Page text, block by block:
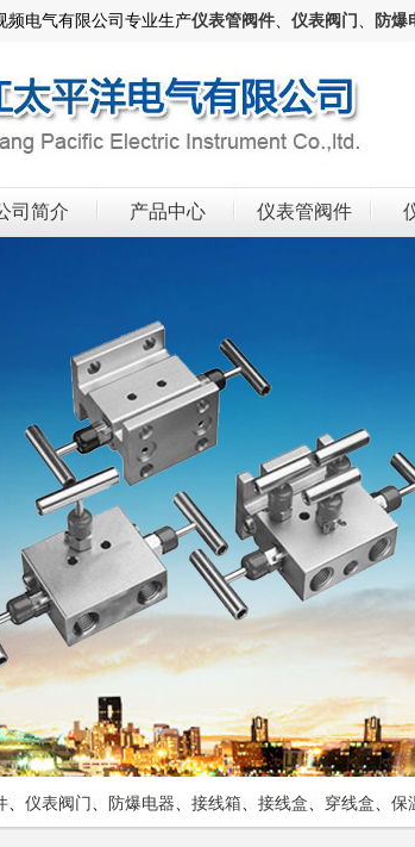
频电气有限公司专业生产仪表管阀件、 仪表阀门 、 防爆
司简介 产品中心 仪表管阀件
、 仪表阀门 、 防爆电器、 接线箱、 接线盒、 穿线盒、 保